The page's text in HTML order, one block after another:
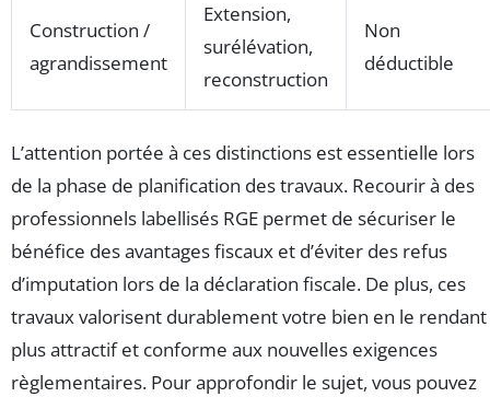
Construction /
agrandissement
Extension,
surélévation,
reconstruction
Non
déductible
L’attention portée à ces distinctions est essentielle lors
de la phase de planification des travaux. Recourir à des
professionnels labellisés RGE permet de sécuriser le
bénéfice des avantages fiscaux et d’éviter des refus
d’imputation lors de la déclaration fiscale. De plus, ces
travaux valorisent durablement votre bien en le rendant
plus attractif et conforme aux nouvelles exigences
règlementaires. Pour approfondir le sujet, vous pouvez